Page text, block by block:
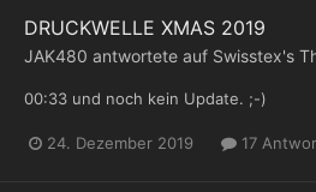
DRUCKWELLE XMAS 2019
JAK480 antwortete auf Swisstex's
00:33 und noch kein Update. ;-)
24. Dezember 2019 17